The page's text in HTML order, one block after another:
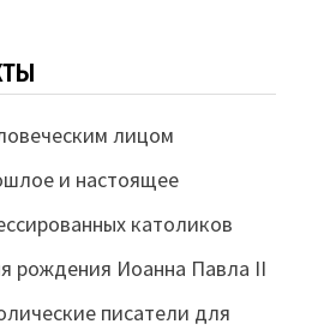
лицом
и настоящее
католиков
рождения Иоанна Павла II
писатели для